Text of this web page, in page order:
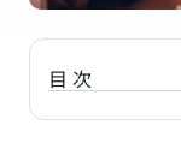
目次